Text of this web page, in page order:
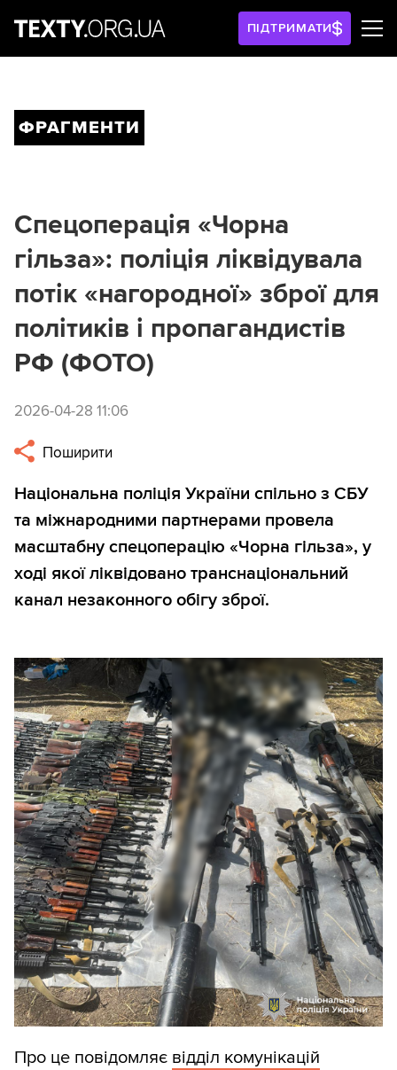
ПІДТРИМАТИ
ФРАГМЕНТИ
Спецоперація «Чорна
гільза»: поліція ліквідувала
потік «нагородної» зброї для
політиків і пропагандистів
РФ (ФОТО)
2026-04-28 11:06
Поширити
Національна поліція України спільно з СБУ
та міжнародними партнерами провела
масштабну спецоперацію «Чорна гільза», у
ході якої ліквідовано транснаціональний
канал незаконного обігу зброї.
Про це повідомляє відділ комунікацій